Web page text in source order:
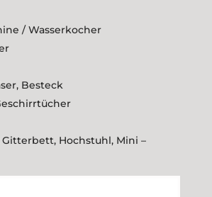
/ Wasserkocher
Besteck
Gitterbett, Hochstuhl, Mini –